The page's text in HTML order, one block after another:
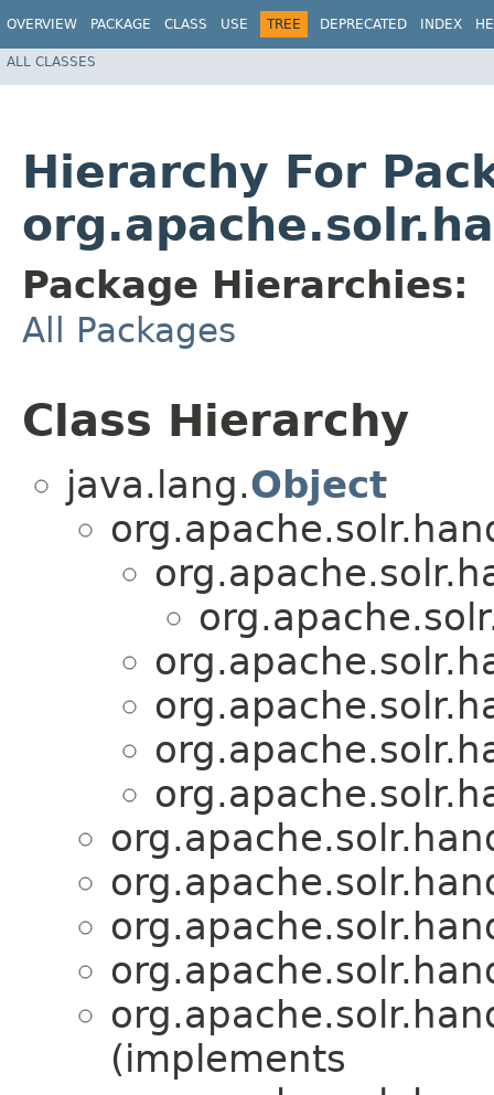
OVERVIEW PACKAGE CLASS USE TREE DEPRECATED INDEX
ALL CLASSES
Hierarchy For
Package Hierarchies:
All Packages
Class Hierarchy
java.lang.Object
(implements